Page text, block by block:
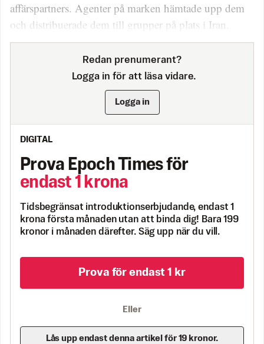
affärspartners. Agenter på marken hämtade upp dem
och distribuerade dem till grupper på plats i Iran.
Redan prenumerant?
Logga in för att läsa vidare.
Logga in
DIGITAL
Prova Epoch Times för
endast 1 krona
Tidsbegränsat introduktionserbjudande, endast 1
krona första månaden utan att binda dig! Bara 199
kronor i månaden därefter. Säg upp när du vill.
Prova för endast 1 kr
Eller
Lås upp endast denna artikel för 19 kronor.